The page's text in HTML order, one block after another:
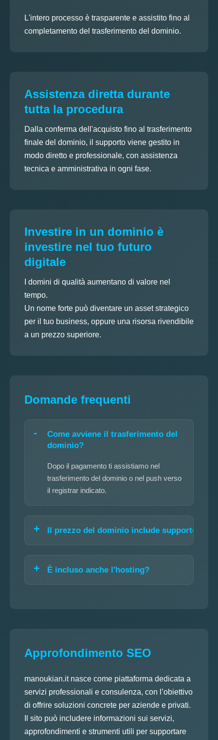
L'intero processo è trasparente e assistito fino al
completamento del trasferimento del dominio.
Assistenza diretta durante
tutta la procedura
Dalla conferma dell'acquisto fino al trasferimento
finale del dominio, il supporto viene gestito in
modo diretto e professionale, con assistenza
tecnica e amministrativa in ogni fase.
Investire in un dominio è
investire nel tuo futuro
digitale
I domini di qualità aumentano di valore nel
tempo.
Un nome forte può diventare un asset strategico
per il tuo business, oppure una risorsa rivendibile
a un prezzo superiore.
Domande frequenti
Come avviene il trasferimento del
dominio?
Dopo il pagamento ti assistiamo nel
trasferimento del dominio o nel push verso
il registrar indicato.
Il prezzo del dominio include supporto?
È incluso anche l'hosting?
Approfondimento SEO
manoukian.it nasce come piattaforma dedicata a
servizi professionali e consulenza, con l’obiettivo
di offrire soluzioni concrete per aziende e privati.
Il sito può includere informazioni sui servizi,
approfondimenti e strumenti utili per supportare